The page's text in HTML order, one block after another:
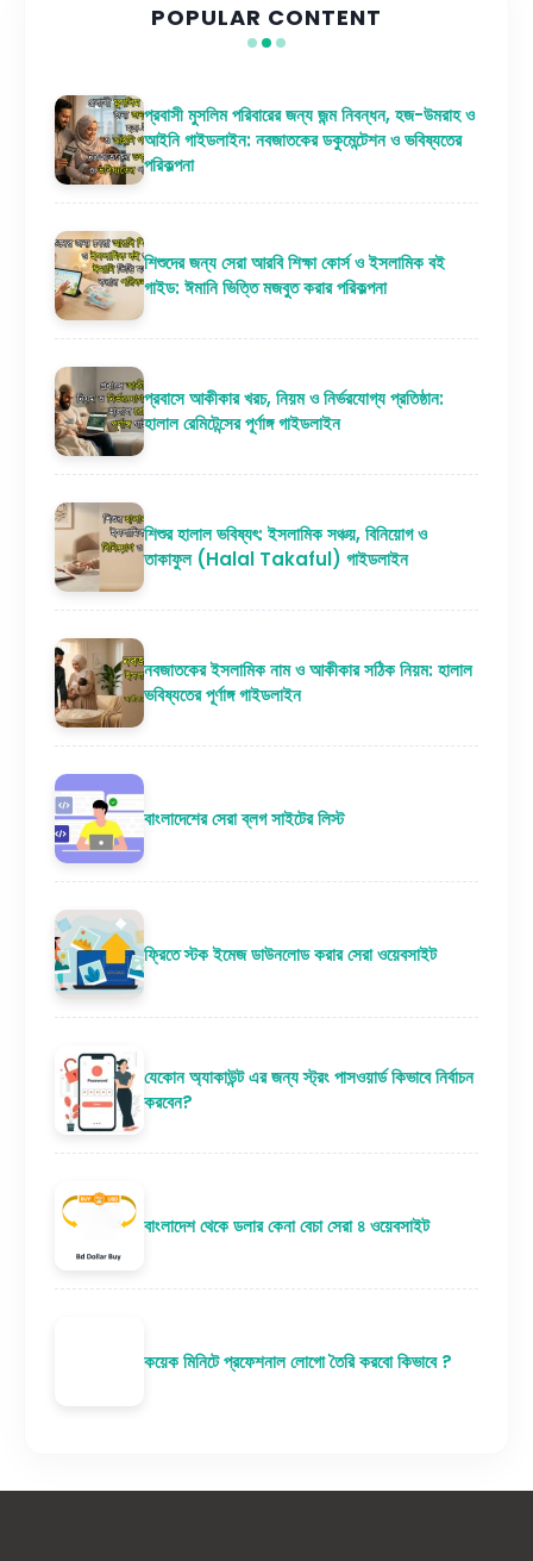
POPULAR CONTENT
প্রবাসী মুসলিম পরিবারের জন্য জন্ম নিবন্ধন, হজ-উমরাহ ও
আইনি গাইডলাইন: নবজাতকের ডকুমেন্টেশন ও ভবিষ্যতের
পরিকল্পনা
শিশুদের জন্য সেরা আরবি শিক্ষা কোর্স ও ইসলামিক বই
গাইড: ঈমানি ভিত্তি মজবুত করার পরিকল্পনা
প্রবাসে আকীকার খরচ, নিয়ম ও নির্ভরযোগ্য প্রতিষ্ঠান:
হালাল রেমিটেন্সের পূর্ণাঙ্গ গাইডলাইন
শিশুর হালাল ভবিষ্যৎ: ইসলামিক সঞ্চয়, বিনিয়োগ ও
তাকাফুল (Halal Takaful) গাইডলাইন
নবজাতকের ইসলামিক নাম ও আকীকার সঠিক নিয়ম: হালাল
ভবিষ্যতের পূর্ণাঙ্গ গাইডলাইন
বাংলাদেশের সেরা ব্লগ সাইটের লিস্ট
ফ্রিতে স্টক ইমেজ ডাউনলোড করার সেরা ওয়েবসাইট
যেকোন অ্যাকাউন্ট এর জন্য স্ট্রং পাসওয়ার্ড কিভাবে নির্বাচন
করবেন?
বাংলাদেশ থেকে ডলার কেনা বেচা সেরা ৪ ওয়েবসাইট
কয়েক মিনিটে প্রফেশনাল লোগো তৈরি করবো কিভাবে ?